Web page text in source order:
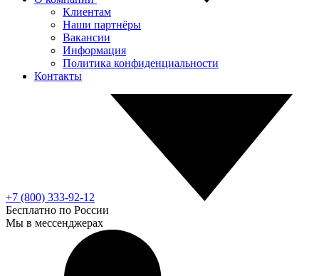
Клиентам
Наши партнёры
Вакансии
Информация
Политика конфиденциальности
Контакты
+7 (800) 333-92-12
Бесплатно по России
Мы в мессенджерах